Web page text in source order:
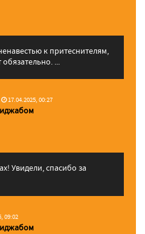
к притеснителям,
...
17.04.2025, 00:27
Увидели, спасибо за
09:02